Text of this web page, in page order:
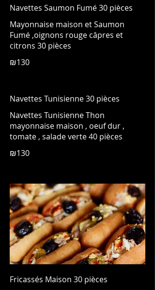
Navettes Saumon Fumé 30 pièces
Mayonnaise maison et Saumon
Fumé ,oignons rouge câpres et
citrons 30 pièces
₪130
Navettes Tunisienne 30 pièces
Navettes Tunisienne Thon
mayonnaise maison , oeuf dur ,
tomate , salade verte 40 pièces
₪130
Fricassés Maison 30 pièces